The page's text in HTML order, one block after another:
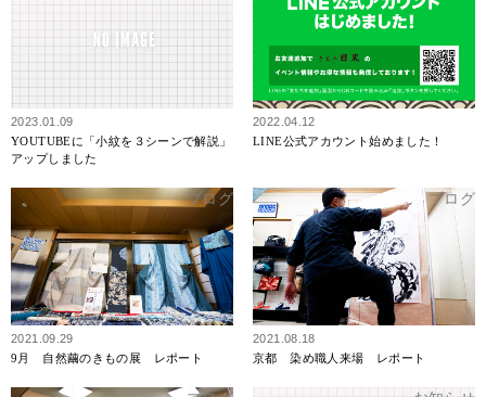
2023.01.09
YOUTUBEに「小紋を３シーンで解説」
アップしました
2022.04.12
LINE公式アカウント始めました！
ブログ
2021.09.29
9月 自然繭のきもの展 レポート
ブログ
2021.08.18
京都 染め職人来場 レポート